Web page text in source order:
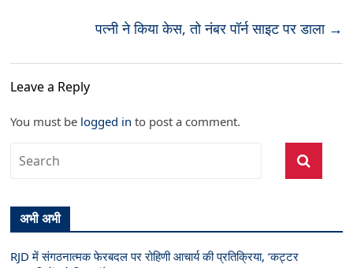
पत्नी ने किया केस, तो नंबर पॉर्न साइट पर डाला →
Leave a Reply
You must be logged in to post a comment.
अभी अभी
RJD में संगठनात्मक फेरबदल पर रोहिणी आचार्य की प्रतिक्रिया, ‘कट्टर